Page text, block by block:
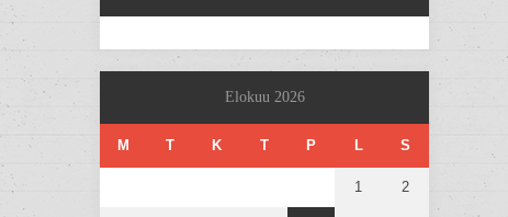
Elokuu 2026
M T K T P L S
1 2